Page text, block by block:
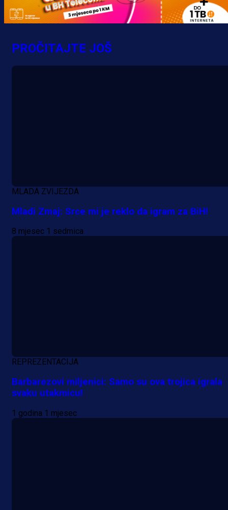
A Selekcija
Šta je Barbarez htio poručiti?
Njegova objava dolazi u veoma
zanimljivom trenutku!
MrBit: Isprati kvalifikacije za
evropska takmičenja i preuzmi
bonus dobrodošlice!
23 h 12 min
PROČITAJTE JOŠ
MLADA ZVIJEZDA
Mladi Zmaj: Srce mi je reklo da igram za BiH!
8 mjesec 1 sedmica
REPREZENTACIJA
Barbarezovi miljenici: Samo su ova trojica igrala
svaku utakmicu!
1 godina 1 mjesec